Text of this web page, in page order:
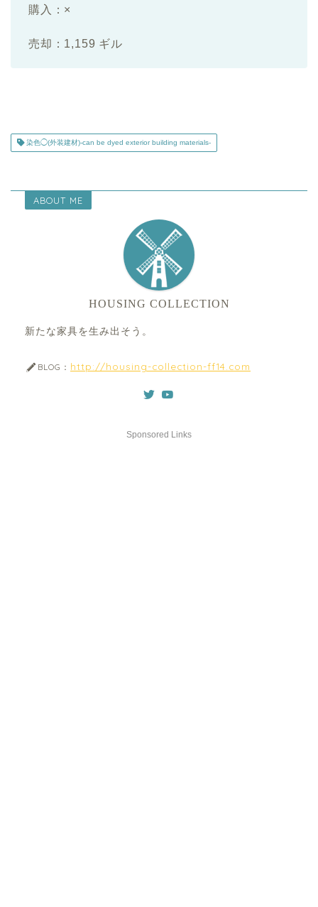
購入：×
売却：1,159 ギル
染色◯(外装建材)-can be dyed exterior building materials-
ABOUT ME
HOUSING COLLECTION
新たな家具を生み出そう。
BLOG： http://housing-collection-ff14.com
Sponsored Links